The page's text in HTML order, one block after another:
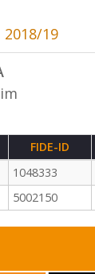
2018/19
FIDE-ID
1048333
5002150